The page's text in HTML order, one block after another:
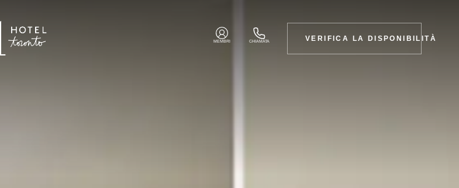
MEMBRI CHIAMATA VERIFICA LA DISPONIBILITÀ